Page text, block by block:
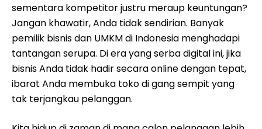
sementara kompetitor justru meraup keuntungan?
Jangan khawatir, Anda tidak sendirian. Banyak
pemilik bisnis dan UMKM di Indonesia menghadapi
tantangan serupa. Di era yang serba digital ini, jika
bisnis Anda tidak hadir secara online dengan tepat,
ibarat Anda membuka toko di gang sempit yang
tak terjangkau pelanggan.